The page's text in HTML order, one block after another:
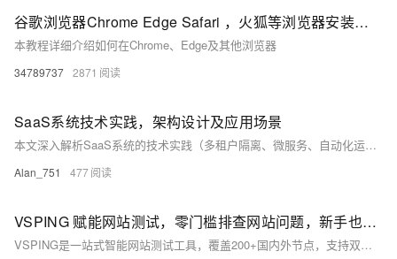
谷歌浏览器Chrome Edge Safari ，火狐等浏览器安装浏览器扩展的方法步骤
本教程详细介绍如何在Chrome、Edge及其他浏览器
34789737 2871
SaaS系统技术实践，架构设计及应用场景
本文深入解析SaaS系统的技术实践（多租户隔离、微服务、自动化运维、安全合规）、分层架构设计（基础设施至前端五层）及典型应用场景（CRM、HRM、电商、政务、教育等），兼顾理论深度与落地可行性，助力构建高可用、可扩展、低成本的云原生SaaS系统。（239字）
Alan_751 477
VSPING 赋能网站测试，零门槛排查网站问题，新手也能轻松上手
VSPING是一站式智能网站测试工具，覆盖200+国内外节点，支持双端测速、全协议连通性、DNS及域名污染检测。无需技术基础，输入网址一键测试，可视化报告让结果一目了然，助您零门槛规避上线风险，保障访问流畅与口碑。（239字）